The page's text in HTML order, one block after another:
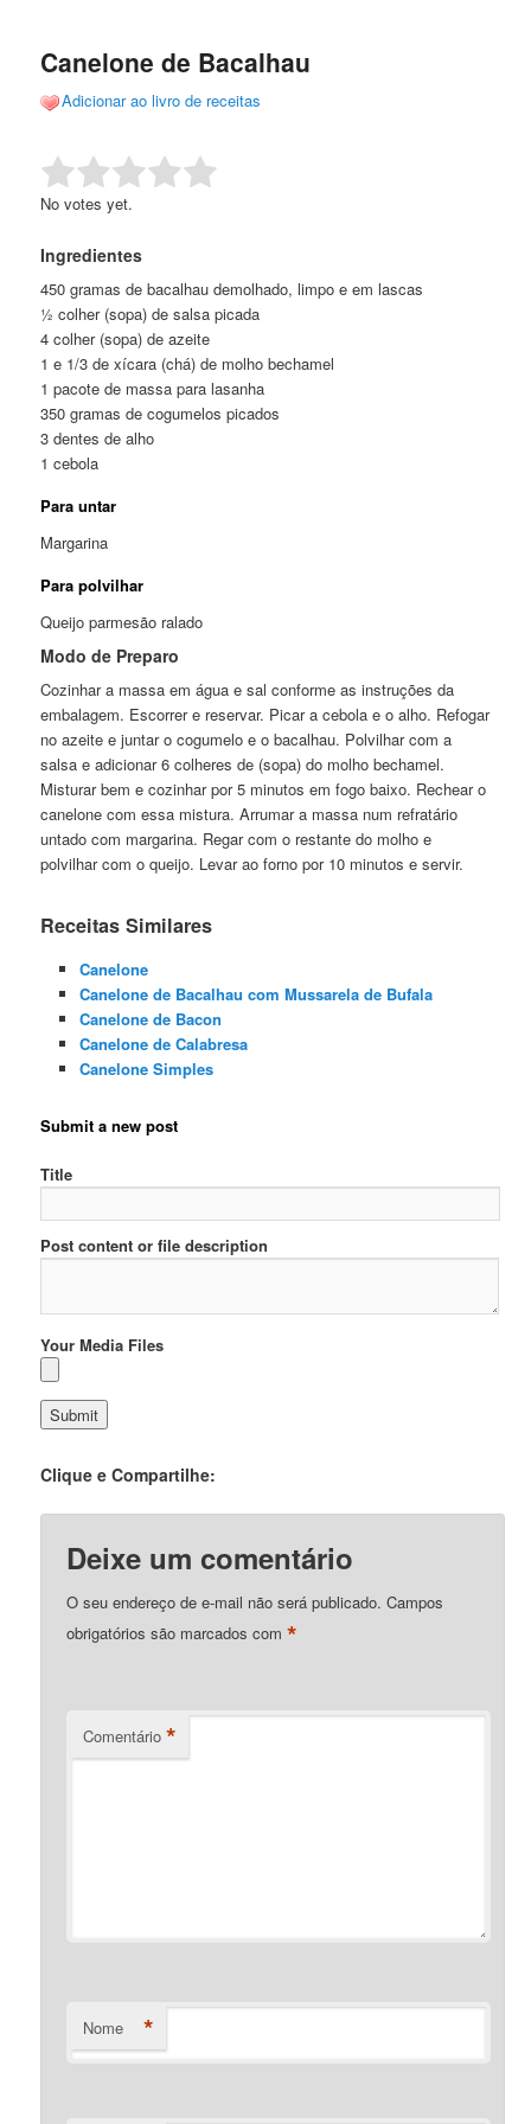
conteúdo
conteúdo
Canelone de Bacalhau
Adicionar ao livro de receitas
Rate this item: Submit Rating
No votes yet.
Ingredientes
450 gramas de bacalhau demolhado, limpo e em lascas
½ colher (sopa) de salsa picada
4 colher (sopa) de azeite
1 e 1/3 de xícara (chá) de molho bechamel
1 pacote de massa para lasanha
350 gramas de cogumelos picados
3 dentes de alho
1 cebola
Para untar
Margarina
Para polvilhar
Queijo parmesão ralado
Modo de Preparo
Cozinhar a massa em água e sal conforme as instruções da
embalagem. Escorrer e reservar. Picar a cebola e o alho. Refogar
no azeite e juntar o cogumelo e o bacalhau. Polvilhar com a
salsa e adicionar 6 colheres de (sopa) do molho bechamel.
Misturar bem e cozinhar por 5 minutos em fogo baixo. Rechear o
canelone com essa mistura. Arrumar a massa num refratário
untado com margarina. Regar com o restante do molho e
polvilhar com o queijo. Levar ao forno por 10 minutos e servir.
Receitas Similares
Canelone
Canelone de Bacalhau com Mussarela de Bufala
Canelone de Bacon
Canelone de Calabresa
Canelone Simples
Submit a new post
Title
Post content or file description
Your Media Files
Clique e Compartilhe:
Deixe um comentário
O seu endereço de e-mail não será publicado. Campos
obrigatórios são marcados com*
Comentário *
Nome *